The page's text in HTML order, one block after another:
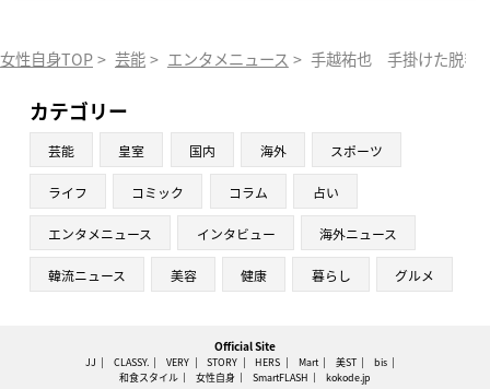
女性自身TOP > 芸能 > エンタメニュース > 手越祐也 手掛けた脱毛
カテゴリー
芸能 皇室 国内 海外 スポーツ
ライフ コミック コラム 占い
エンタメニュース インタビュー 海外ニュース
韓流ニュース 美容 健康 暮らし グルメ
Official Site
JJ CLASSY. VERY STORY HERS Mart 美ST
bis
和食スタイル
女性自身 SmartFLASH kokode.jp